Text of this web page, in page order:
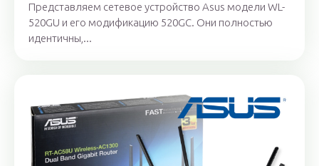
Представляем сетевое устройство Asus модели WL-
520GU и его модификацию 520GC. Они полностью
идентичны,...